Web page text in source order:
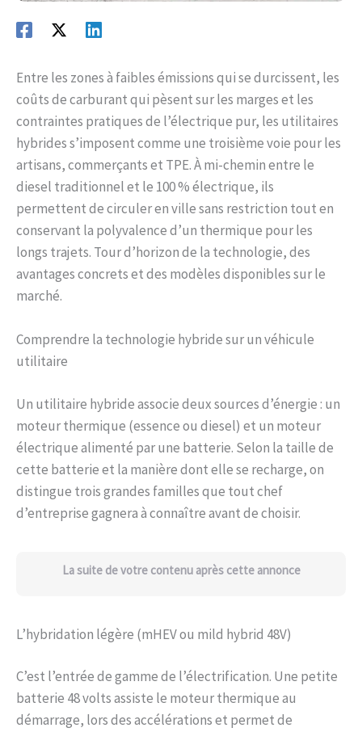
Entre les zones à faibles émissions qui se durcissent, les
coûts de carburant qui pèsent sur les marges et les
contraintes pratiques de l’électrique pur, les utilitaires
hybrides s’imposent comme une troisième voie pour les
artisans, commerçants et TPE. À mi-chemin entre le
diesel traditionnel et le 100 % électrique, ils
permettent de circuler en ville sans restriction tout en
conservant la polyvalence d’un thermique pour les
longs trajets. Tour d’horizon de la technologie, des
avantages concrets et des modèles disponibles sur le
marché.
Comprendre la technologie hybride sur un véhicule
utilitaire
Un utilitaire hybride associe deux sources d’énergie : un
moteur thermique (essence ou diesel) et un moteur
électrique alimenté par une batterie. Selon la taille de
cette batterie et la manière dont elle se recharge, on
distingue trois grandes familles que tout chef
d’entreprise gagnera à connaître avant de choisir.
La suite de votre contenu après cette annonce
L’hybridation légère (mHEV ou mild hybrid 48V)
C’est l’entrée de gamme de l’électrification. Une petite
batterie 48 volts assiste le moteur thermique au
démarrage, lors des accélérations et permet de